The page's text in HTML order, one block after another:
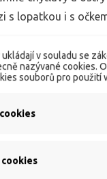
s lopatkou i s
v souladu se
nazývané cookies.
souborů pro použití